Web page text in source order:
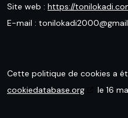
Site web : https://
E-mail : tonilokadi2000@
Cette politique de cookies a
cookiedatabase.org
le 16